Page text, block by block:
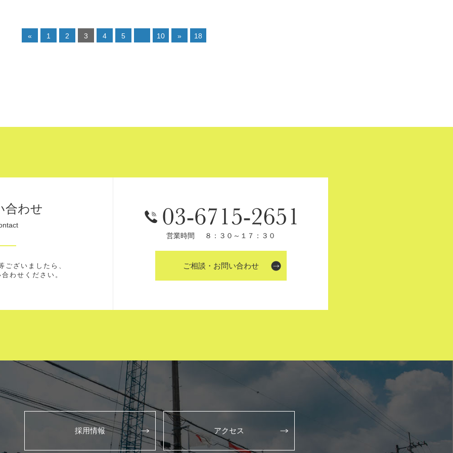
« 1 2 3 4 5 10 » 18
合わせ
ございましたら、
わせください。
営業時間 ８：３０～１７：３０
ご相談・お問い合わせ
採用情報 アクセス